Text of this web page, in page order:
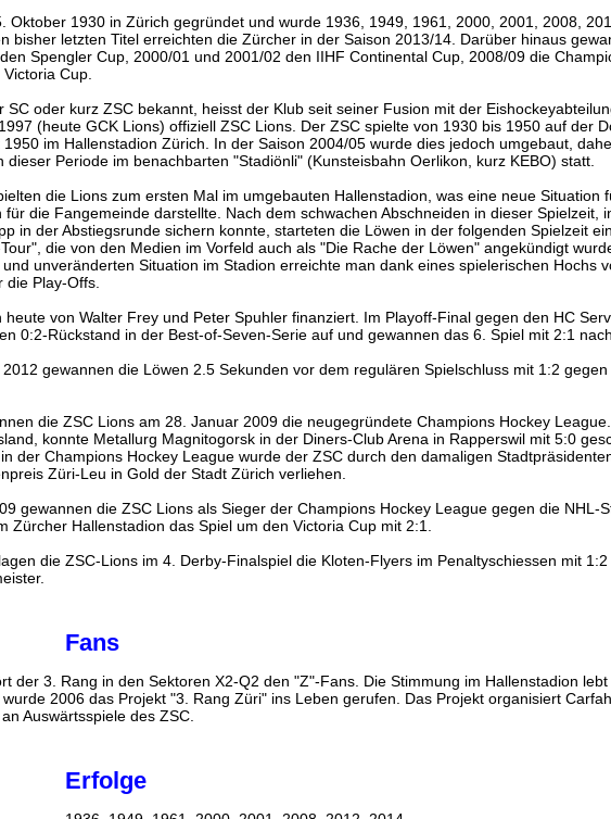
Oktober 1930 in Zürich gegründet und wurde 1936, 1949, 1961, 2000, 2001, 2008,
bisher letzten Titel erreichten die Zürcher in der Saison 2013/14. Darüber hinaus
Spengler Cup, 2000/01 und 2001/02 den IIHF Continental Cup, 2008/09 die
Cup.
SC oder kurz ZSC bekannt, heisst der Klub seit seiner Fusion mit der
(heute GCK Lions) offiziell ZSC Lions. Der ZSC spielte von 1930 bis 1950 auf der
im Hallenstadion Zürich. In der Saison 2004/05 wurde dies jedoch umgebaut,
dieser Periode im benachbarten "Stadiönli" (Kunsteisbahn Oerlikon, kurz KEBO) statt.
die Lions zum ersten Mal im umgebauten Hallenstadion, was eine neue Situation
für die Fangemeinde darstellte. Nach dem schwachen Abschneiden in dieser Spielzeit,
in der Abstiegsrunde sichern konnte, starteten die Löwen in der folgenden Spielzeit
die von den Medien im Vorfeld auch als "Die Rache der Löwen" angekündigt
unveränderten Situation im Stadion erreichte man dank eines spielerischen Hochs
Play-Offs.
heute von Walter Frey und Peter Spuhler finanziert. Im Playoff-Final gegen den HC
0:2-Rückstand in der Best-of-Seven-Serie auf und gewannen das 6. Spiel mit 2:1 nach
gewannen die Löwen 2.5 Sekunden vor dem regulären Spielschluss mit 1:2 gegen
die ZSC Lions am 28. Januar 2009 die neugegründete Champions Hockey
konnte Metallurg Magnitogorsk in der Diners-Club Arena in Rapperswil mit 5:0
der Champions Hockey League wurde der ZSC durch den damaligen
Züri-Leu in Gold der Stadt Zürich verliehen.
gewannen die ZSC Lions als Sieger der Champions Hockey League gegen die NHL-
Zürcher Hallenstadion das Spiel um den Victoria Cup mit 2:1.
die ZSC-Lions im 4. Derby-Finalspiel die Kloten-Flyers im Penaltyschiessen mit
Fans
der 3. Rang in den Sektoren X2-Q2 den "Z"-Fans. Die Stimmung im Hallenstadion
2006 das Projekt "3. Rang Züri" ins Leben gerufen. Das Projekt organisiert
Auswärtsspiele des ZSC.
Erfolge